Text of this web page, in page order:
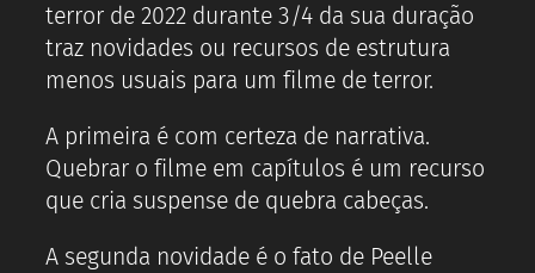
terror de 2022 durante 3/4 da sua duração
traz novidades ou recursos de estrutura
menos usuais para um filme de terror.
A primeira é com certeza de narrativa.
Quebrar o filme em capítulos é um recurso
que cria suspense de quebra cabeças.
A segunda novidade é o fato de Peelle